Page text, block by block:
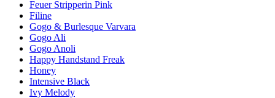
Feuer Stripperin Pink
Filine
Gogo & Burlesque Varvara
Gogo Ali
Gogo Anoli
Happy Handstand Freak
Honey
Intensive Black
Ivy Melody